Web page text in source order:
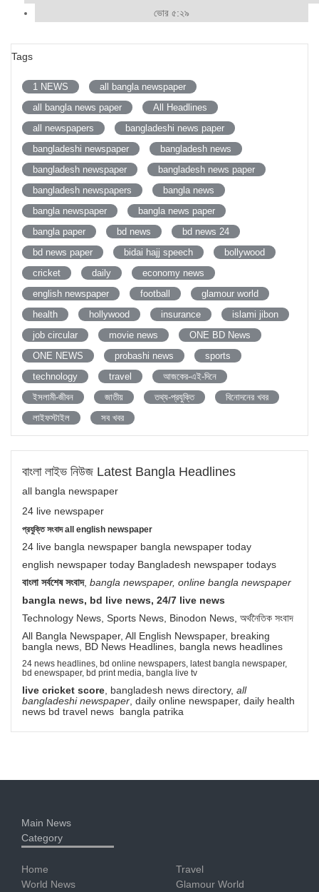
ভোর ৫:২৯
Tags
1 NEWS
all bangla newspaper
all bangla news paper
All Headlines
all newspapers
bangladeshi news paper
bangladeshi newspaper
bangladesh news
bangladesh newspaper
bangladesh news paper
bangladesh newspapers
bangla news
bangla newspaper
bangla news paper
bangla paper
bd news
bd news 24
bd news paper
bidai hajj speech
bollywood
cricket
daily
economy news
english newspaper
football
glamour world
health
hollywood insurance
islami jibon
job circular
movie news
ONE BD News
ONE NEWS
probashi news
sports
technology
travel
আজকের-এই-দিনে
ইসলামী-জীবন
জাতীয় তথ্য-প্রযুক্তি
বিনোদনের খবর
লাইফস্টাইল
সব খবর
বাংলা লাইভ নিউজ Latest Bangla Headlines
all bangla newspaper
24 live newspaper
প্রযুক্তি সংবাদ all english newspaper
24 live bangla newspaper bangla newspaper today
english newspaper today Bangladesh newspaper todays
বাংলা সর্বশেষ সংবাদ, bangla newspaper, online bangla newspaper
bangla news, bd live news, 24/7 live news
Technology News, Sports News, Binodon News, অর্থনৈতিক সংবাদ
All Bangla Newspaper, All English Newspaper, breaking
bangla news, BD News Headlines, bangla news headlines
24 news headlines, bd online newspapers, latest bangla newspaper,
bd enewspaper, bd print media, bangla live tv
live cricket score , bangladesh news directory, all
bangladeshi newspaper , daily online newspaper, daily health
news bd travel news bangla patrika
Main News
Category
Home
World News
Travel
Glamour World